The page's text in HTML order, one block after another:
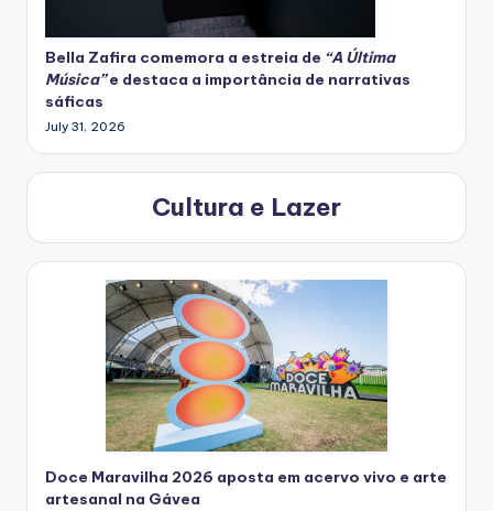
Bella Zafira comemora a estreia de “A Última
Música”e destaca a importância de narrativas
sáficas
July 31, 2026
Cultura e Lazer
Doce Maravilha 2026 aposta em acervo vivo e arte
artesanal na Gávea